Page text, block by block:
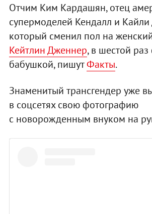
Отчим Ким Кардашян, отец
супермоделей Кендалл и
который сменил пол на
Кейтлин Дженнер, в шестой раз
бабушкой, пишутФакты.
Знаменитый трансгендер уже
в соцсетях свою фотографию
с новорожденным внуком на